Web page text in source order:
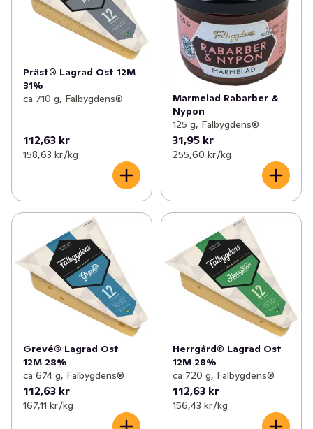
Präst® Lagrad Ost 12M
31%
ca 710 g, Falbygdens®
112,63 kr
158,63 kr /kg
Marmelad Rabarber &
Nypon
125 g, Falbygdens®
31,95 kr
255,60 kr /kg
Grevé® Lagrad Ost
12M 28%
ca 674 g, Falbygdens®
112,63 kr
167,11 kr /kg
Herrgård® Lagrad Ost
12M 28%
ca 720 g, Falbygdens®
112,63 kr
156,43 kr /kg